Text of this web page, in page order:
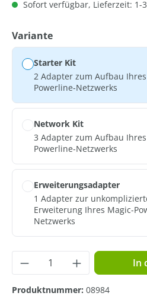
Sofort verfügbar, Lieferzeit: 1-
Varianteauswählen
Starter Kit
2 Adapter zum Aufbau
Powerline-Netzwerks
Network Kit
3 Adapter zum Aufbau
Powerline-Netzwerks
Erweiterungsadapter
1 Adapter zur
Erweiterung Ihres Magic-
Netzwerks
Produkt Anzahl: Gib
In
Produktnummer: 08984